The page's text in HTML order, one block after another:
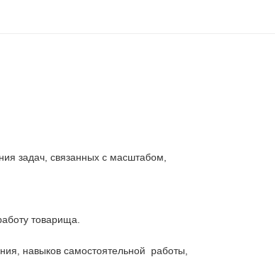
задач, связанных с масштабом,
товарища.
навыков самостоятельной работы,